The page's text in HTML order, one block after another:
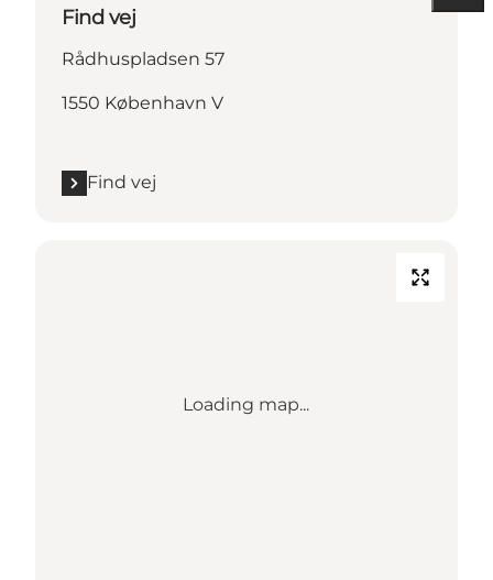
Find vej
Rådhuspladsen 57
1550 København V
Find vej
Loading map...